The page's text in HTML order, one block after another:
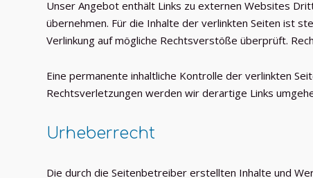
Unser Angebot enthält Links zu externen Websites
übernehmen. Für die Inhalte der verlinkten Seiten ist
Verlinkung auf mögliche Rechtsverstöße überprüft.
Eine permanente inhaltliche Kontrolle der verlinkten
Rechtsverletzungen werden wir derartige Links
Urheberrecht
Die durch die Seitenbetreiber erstellten Inhalte und